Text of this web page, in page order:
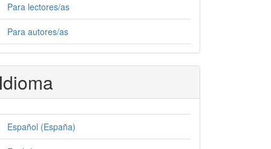
Para lectores/as
Para autores/as
Idioma
Español (España)